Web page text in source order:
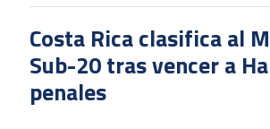
Costa Rica clasifica al
Sub-20 tras vencer a
penales